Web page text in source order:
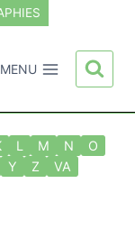
MENU
L M N
O
Y Z VA